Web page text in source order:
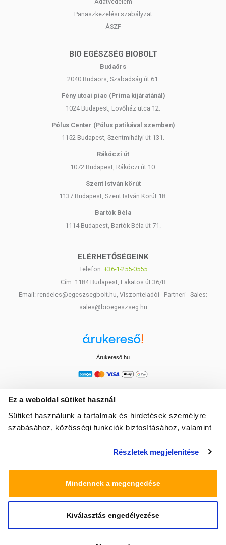
Ez a weboldal sütiket használ
Sütiket használunk a tartalmak és hirdetések személyre
szabásához, közösségi funkciók biztosításához, valamint
média-, hirdető- és elemező partnereinkkel megosztjuk az
amelyeket Ön adott meg számukra vagy az Ön által
használt más szolgáltatásokból gyűjtöttek.
Részletek megjelenítése
Mindennek a megengedése
Kiválasztás engedélyezése
Panaszkezelési szabályzat
ÁSZF
BIO EGÉSZSÉG BIOBOLT
Budaörs
2040 Budaörs, Szabadság út 61.
Fény utcai piac (Príma kijáratánál)
1024 Budapest, Lövőház utca 12.
Pólus Center (Pólus patikával szemben)
1152 Budapest, Szentmihályi út 131.
Rákóczi út
1072 Budapest, Rákóczi út 10.
Szent István körút
1137 Budapest, Szent István Körút 18.
Bartók Béla
1114 Budapest, Bartók Béla út 71.
ELÉRHETŐSÉGEINK
Telefon: +36-1-255-0555
Cím: 1184 Budapest, Lakatos út 36/B
Email: rendeles@egeszsegbolt.hu, Viszonteladói - Partneri - Sales:
sales@bioegeszseg.hu
Árukereső.hu